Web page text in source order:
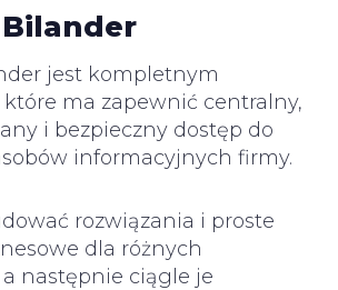
jest kompletnym
które ma zapewnić centralny,
i bezpieczny dostęp do
informacyjnych firmy.
rozwiązania i proste
dla różnych
a następnie ciągle je